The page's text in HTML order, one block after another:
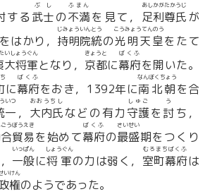
する武士
ぶし
の不満
ふまん
を見て， 足利尊氏
あしかがたかうじ
が
をはかり， 持明院統
じみょういんとう
の光明天皇
こうみょうてんのう
をたて
大将軍
いしょうぐん
となり， 京都
きょうと
に幕府
ばくふ
を開いた。
に幕府
ばくふ
をおき，1392年に南北朝
なんぼくちょう
を合
一
いつ
， 大内氏
おおうちし
などの有力 守護
しゅご
を 討
う
ち，
貿易
うぼうえき
を始めて幕府
ばくふ
の最盛
さいせい
期をつくり
一般
いっぱん
に将軍
しょうぐん
の力は弱く， 室町幕府
むろまちばくふ
は
権
いけん
のようであった。